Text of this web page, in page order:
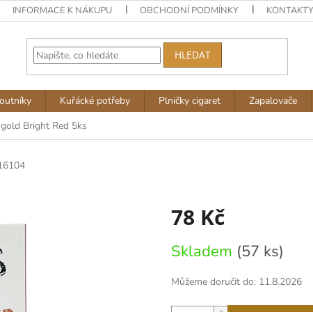
INFORMACE K NÁKUPU OBCHODNÍ PODMÍNKY KONTAKTY
HLEDAT
Kuřácké potřeby Plničky cigaret Zapalovače
Bright Red 5ks
78 Kč
cena:
Skladem (57 ks)
Můžeme doručit do: 11.8.2026